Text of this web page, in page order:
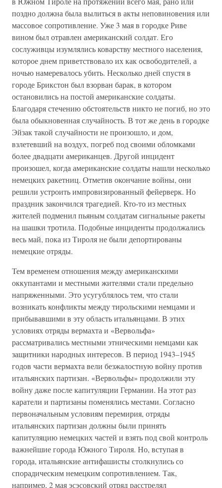
поздно должна была вылиться в акты неповиновения или
массовое сопротивление. Уже 3 мая в городке Риве
вином был отравлен американский солдат. Его
сослуживцы изумлялись коварству местного населения,
которое днем приветствовало их как освободителей, а
ночью намеревалось убить. Несколько дней спустя в
городе Брикстон был взорван барак, в котором
остановились на постой американские солдаты.
Благодаря стечению обстоятельств никто не погиб, но это
была обыкновенная случайность. В тот же день в городке
Эйзак такой случайности не произошло, и дом,
взлетевший на воздух, погреб под своими обломками
более двадцати американцев. Другой инцидент
произошел, когда американские солдаты нашли несколько
немецких ракетниц. Отметив окончание войны, они
решили устроить импровизированный фейерверк. Но
праздник закончился трагедией. Кто-то из местных
жителей подменил пьяным солдатам сигнальные ракеты
на шашки тротила. Подобные инциденты продолжались
весь май, пока из Тироля не были депортированы
немецкие отряды.
Тем временем отношения между американскими
оккупантами и местными жителями стали предельно
напряженными. Это усугублялось тем, что стали
возникать конфликты между тирольскими немцами и
прибывавшими в эту область итальянцами. В этих
условиях отряды вермахта и «Вервольфа»
рассматривались местными этническими немцами как
защитники народных интересов. В период 1943–1945
годов части вермахта вели безжалостную войну против
итальянских партизан. «Вервольфы» продолжили эту
войну даже после капитуляции Германии. На этот раз
каратели и партизаны поменялись местами. Согласно
первоначальным условиям перемирия, отряды
итальянских партизан должны были принять
капитуляцию немецких частей и взять под свой контроль
важнейшие города Южного Тироля. Но, вступая в
города, итальянские антифашисты столкнулись со
спорадическим немецким сопротивлением. Так,
например, 2 мая эсэсовский отряд расстрелял